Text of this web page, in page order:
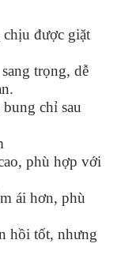
chịu được giặt
trọng, dễ
chỉ sau
phù hợp với
ái hơn, phù
hồi tốt, nhưng